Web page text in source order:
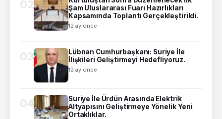
02
Şam Uluslararası Fuarı Hazırlıkları
Kapsamında Toplantı Gerçekleştirildi.
12 ay önce
03
Lübnan Cumhurbaşkanı: Suriye İle
İlişkileri Geliştirmeyi Hedefliyoruz.
12 ay önce
04
Suriye İle Ürdün Arasında Elektrik
Altyapısını Geliştirmeye Yönelik Yeni
Ortaklıklar.